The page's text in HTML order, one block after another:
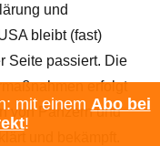
und
bleibt (fast)
Seite passiert. Die
erfolgt
von Panzern und
und bekämpft.
mit einem Abo bei
!